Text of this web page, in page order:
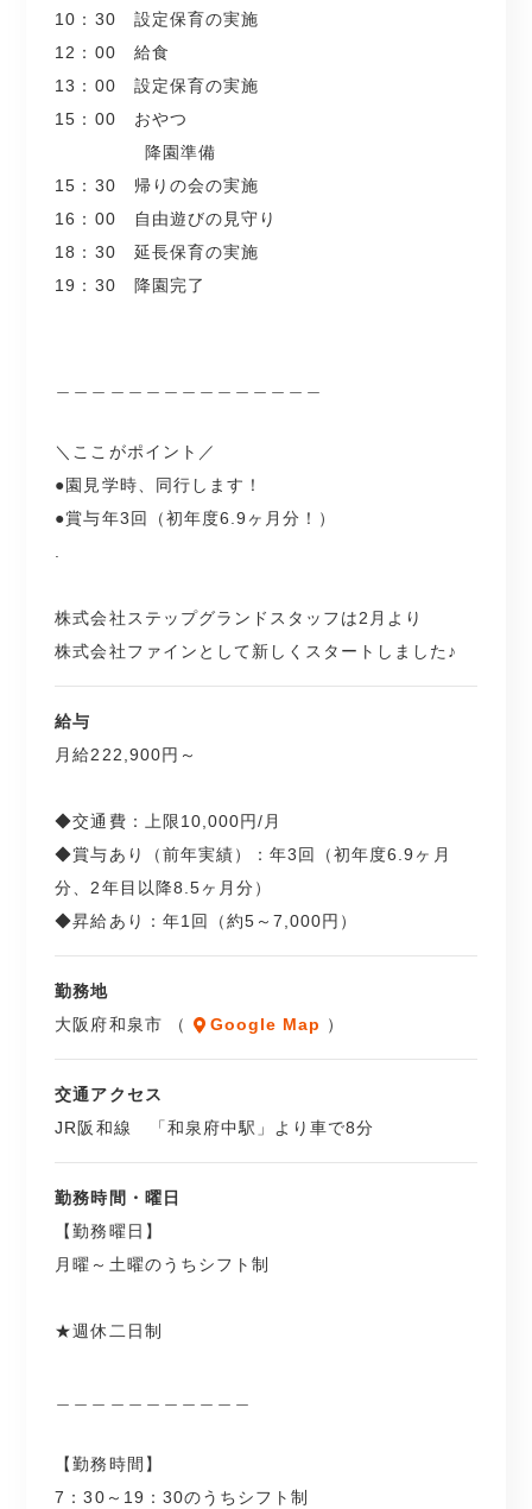
食育にも力を入れています☆
保育士としてのスキルアップを
目指したい方にもオススメです！
10：30 設定保育の実施
12：00 給食
13：00 設定保育の実施
15：00 おやつ
降園準備
15：30 帰りの会の実施
16：00 自由遊びの見守り
18：30 延長保育の実施
19：30 降園完了
＼ここがポイント／
●園見学時、同行します！
●賞与年3回（初年度6.9ヶ月分！）
.
株式会社ステップグランドスタッフは2月より
株式会社ファインとして新しくスタートしました♪
給与
月給222,900円～
◆交通費：上限10,000円/月
◆賞与あり（前年実績）：年3回（初年度6.9ヶ月
分、2年目以降8.5ヶ月分）
◆昇給あり：年1回（約5～7,000円）
勤務地
大阪府和泉市 （
Google Map ）
交通アクセス
JR阪和線 「和泉府中駅」より車で8分
勤務時間・曜日
【勤務曜日】
月曜～土曜のうちシフト制
★週休二日制
【勤務時間】
7：30～19：30のうちシフト制